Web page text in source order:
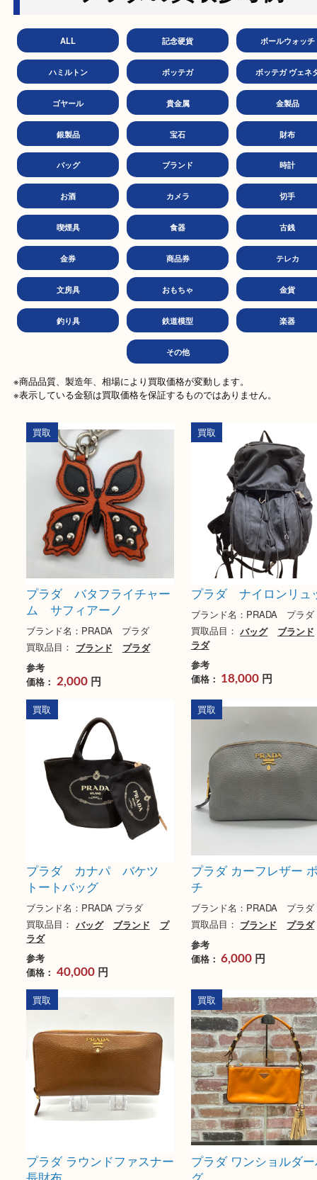
>
プラダの買取参考例
ALL 記念硬貨 ボールウ
ハミルトン ボッテガ ボッテガ
ゴヤール 貴金属
銀製品 宝石
バッグ ブランド
お酒 カメラ
喫煙具 食器 古銭
金券 商品券 テレ
おもちゃ
釣り具 鉄道模型
その他
※商品品質、製造年、相場により買取価格が変動します。
※表示している金額は買取価格を保証するものではありません。
買取
プラダ バタフライチャー
ム サフィアーノ
ブランド名：PRADA プラダ
買取品目： ブランド
参考
価格：
2,000 円
買取
ブランド名：PRADA
ラダ
参考
価格：
プラダ カナパ バケツ
トートバッグ
ブランド名：PRADA プラダ
買取品目： バッグ ブランド
ラダ
参考
価格： 40,000 円
買取
プラダ カーフレザ
チ
ブランド名：PRADA
買取品目： ブランド
参考
価格：
6,000 円
買取